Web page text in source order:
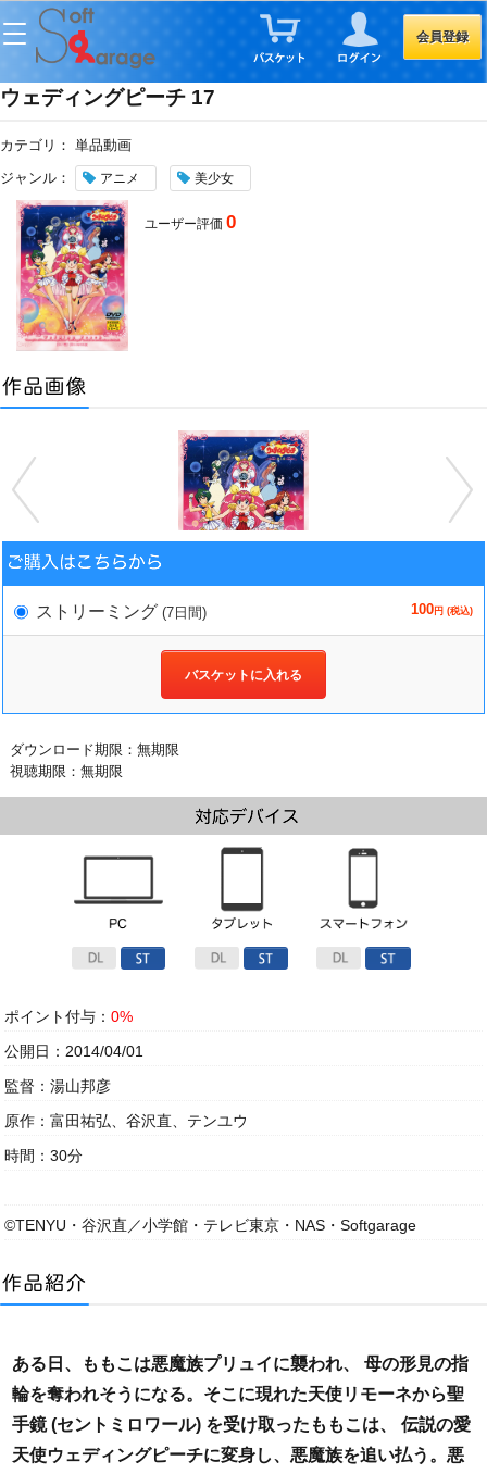
会員登録
ウェディングピーチ 17
カテゴリ： 単品動画
ジャンル：
アニメ 美少女
ユーザー評価0
ストリーミング (7日間) 100円 (税込)
バスケットに入れる
ダウンロード期限：無期限
視聴期限：無期限
ポイント付与：0%
公開日：2014/04/01
監督：湯山邦彦
原作：富田祐弘、谷沢直、テンユウ
時間：30分
©TENYU・谷沢直／小学館・テレビ東京・NAS・Softgarage
ある日、ももこは悪魔族プリュイに襲われ、 母の形見の指
輪を奪われそうになる。そこに現れた天使リモーネから聖
手鏡 (セントミロワール) を受け取ったももこは、 伝説の愛
天使ウェディングピーチに変身し、悪魔族を追い払う。悪